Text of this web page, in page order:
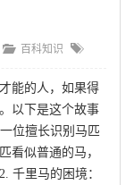
百科知识
能的人，如果得
以下是这个故事
位擅长识别马匹
看似普通的马，
千里马的困境：